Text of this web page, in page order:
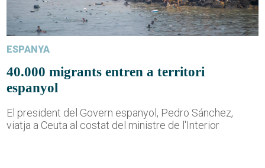
ESPANYA
40.000 migrants entren a territori
espanyol
El president del Govern espanyol, Pedro Sánchez,
viatja a Ceuta al costat del ministre de l'Interior